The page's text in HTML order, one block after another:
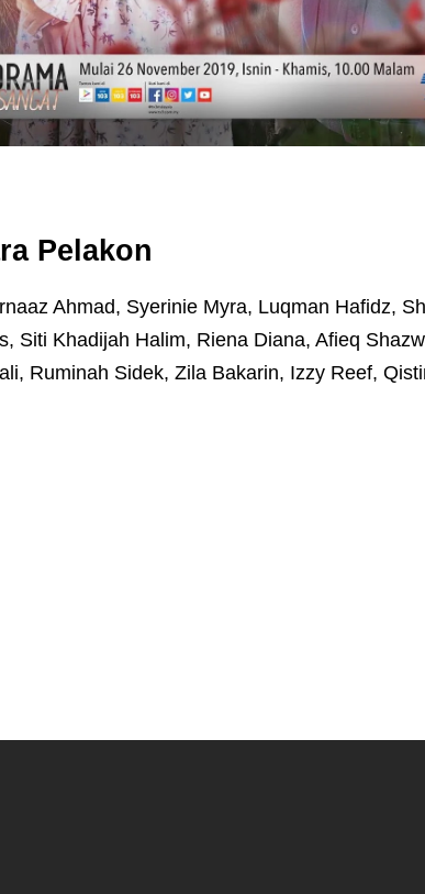
Pelakon
Ahmad, Syerinie Myra, Luqman Hafidz,
Siti Khadijah Halim, Riena Diana, Afieq
Ruminah Sidek, Zila Bakarin, Izzy Reef,